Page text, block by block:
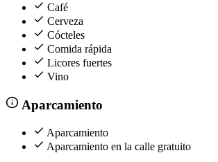
Café
Cerveza
Cócteles
Comida rápida
Licores fuertes
Vino
Aparcamiento
Aparcamiento
Aparcamiento en la calle gratuito